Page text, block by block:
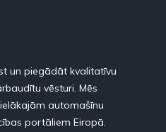
un piegādāt kvalitatīvu
vēsturi. Mēs
automašīnu
portāliem Eiropā.